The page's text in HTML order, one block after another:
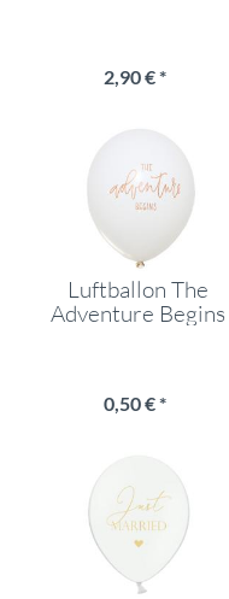
2,90 € *
Luftballon The
Adventure Begins
0,50 € *